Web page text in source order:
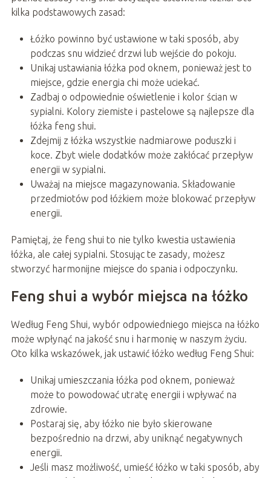
kilka podstawowych zasad:
Łóżko powinno być ustawione w taki sposób, aby
podczas snu widzieć drzwi lub wejście do pokoju.
Unikaj ustawiania łóżka pod oknem, ponieważ jest to
miejsce, gdzie energia chi może uciekać.
Zadbaj o odpowiednie oświetlenie i kolor ścian w
sypialni. Kolory ziemiste i pastelowe są najlepsze dla
łóżka feng shui.
Zdejmij z łóżka wszystkie nadmiarowe poduszki i
koce. Zbyt wiele dodatków może zakłócać przepływ
energii w sypialni.
Uważaj na miejsce magazynowania. Składowanie
przedmiotów pod łóżkiem może blokować przepływ
energii.
Pamiętaj, że feng shui to nie tylko kwestia ustawienia
łóżka, ale całej sypialni. Stosując te zasady, możesz
stworzyć harmonijne miejsce do spania i odpoczynku.
Feng shui a wybór miejsca na łóżko
Według Feng Shui, wybór odpowiedniego miejsca na łóżko
może wpłynąć na jakość snu i harmonię w naszym życiu.
Oto kilka wskazówek, jak ustawić łóżko według Feng Shui:
Unikaj umieszczania łóżka pod oknem, ponieważ
może to powodować utratę energii i wpływać na
zdrowie.
Postaraj się, aby łóżko nie było skierowane
bezpośrednio na drzwi, aby uniknąć negatywnych
energii.
Jeśli masz możliwość, umieść łóżko w taki sposób, aby